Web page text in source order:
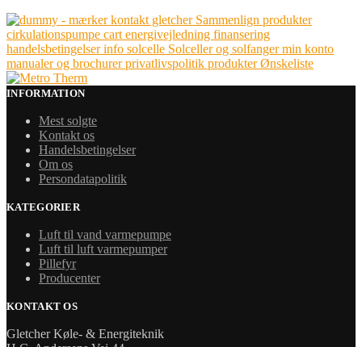
INFORMATION
Mest solgte
Kontakt os
Handelsbetingelser
Om os
Persondatapolitik
KATEGORIER
Luft til vand varmepumpe
Luft til luft varmepumper
Pillefyr
Producenter
KONTAKT OS
Gletcher Køle- & Energiteknik